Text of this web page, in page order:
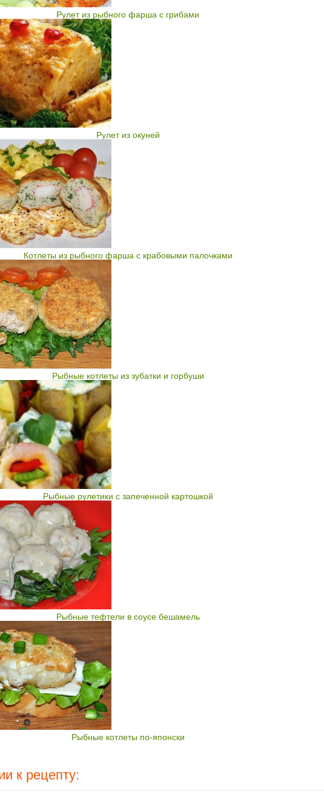
Рулет из рыбного фарша с грибами
Рулет из окуней
Котлеты из рыбного фарша с крабовыми палочками
Рыбные котлеты из зубатки и горбуши
Рыбные рулетики с запеченной картошкой
Рыбные тефтели в соусе бешамель
Рыбные котлеты по-японски
к рецепту: